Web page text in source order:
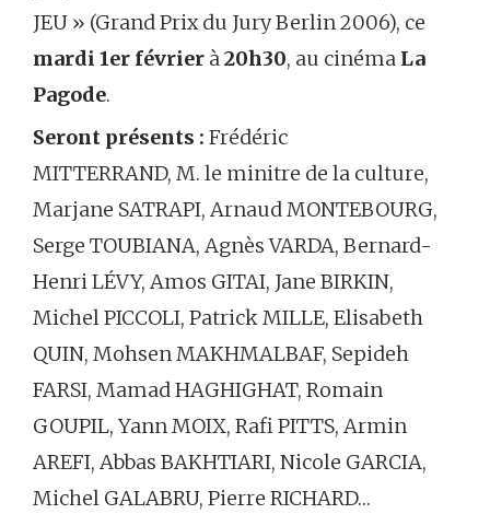
JEU » (Grand Prix du Jury Berlin 2006), ce
mardi 1er février à20h30, au cinéma La
Pagode.
Seront présents : Frédéric
MITTERRAND, M. le minitre de la culture,
Marjane SATRAPI, Arnaud MONTEBOURG,
Serge TOUBIANA, Agnès VARDA, Bernard-
Henri LÉVY, Amos GITAI, Jane BIRKIN,
Michel PICCOLI, Patrick MILLE, Elisabeth
QUIN, Mohsen MAKHMALBAF, Sepideh
FARSI, Mamad HAGHIGHAT, Romain
GOUPIL, Yann MOIX, Rafi PITTS, Armin
AREFI, Abbas BAKHTIARI, Nicole GARCIA,
Michel GALABRU, Pierre RICHARD…